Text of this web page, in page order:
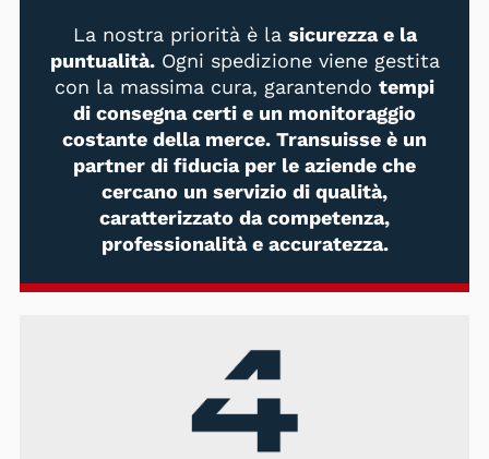
La nostra priorità è la sicurezza e la
puntualità.Ogni spedizione viene gestita
con la massima cura, garantendo tempi
di consegna certi e un monitoraggio
costante della merce. Transuisse è un
partner di fiducia per le aziende che
cercano un servizio di qualità,
caratterizzato da competenza,
professionalità e accuratezza.